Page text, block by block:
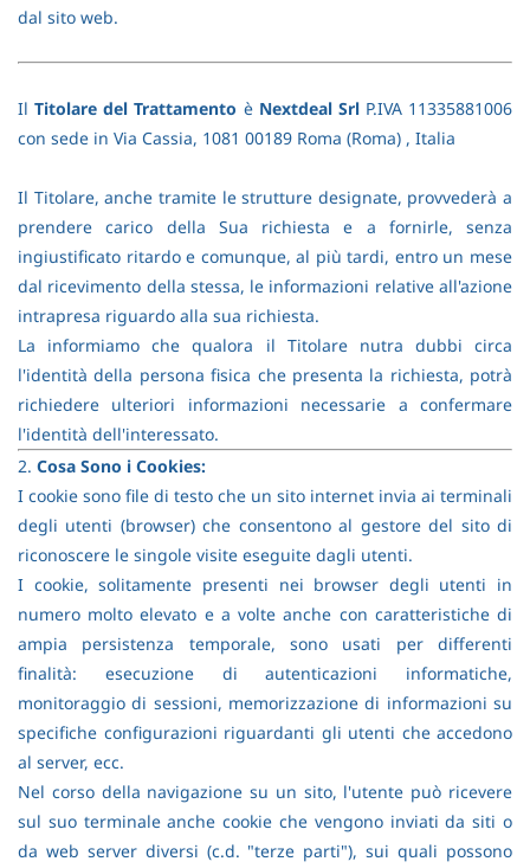
dal sito web.
IlTitolare del Trattamento è Nextdeal SrlP.IVA 11335881006
con sede in Via Cassia, 1081 00189 Roma (Roma) , Italia
Il Titolare, anche tramite le strutture designate, provvederà a
prendere carico della Sua richiesta e a fornirle, senza
ingiustificato ritardo e comunque, al più tardi, entro un mese
dal ricevimento della stessa, le informazioni relative all'azione
intrapresa riguardo alla sua richiesta.
La informiamo che qualora il Titolare nutra dubbi circa
l'identità della persona fisica che presenta la richiesta, potrà
richiedere ulteriori informazioni necessarie a confermare
l'identità dell'interessato.
2. Cosa Sono i Cookies:
I cookie sono file di testo che un sito internet invia ai terminali
degli utenti (browser) che consentono al gestore del sito di
riconoscere le singole visite eseguite dagli utenti.
I cookie, solitamente presenti nei browser degli utenti in
numero molto elevato e a volte anche con caratteristiche di
ampia persistenza temporale, sono usati per differenti
finalità: esecuzione di autenticazioni informatiche,
monitoraggio di sessioni, memorizzazione di informazioni su
specifiche configurazioni riguardanti gli utenti che accedono
al server, ecc.
Nel corso della navigazione su un sito, l'utente può ricevere
sul suo terminale anche cookie che vengono inviati da siti o
da web server diversi (c.d. "terze parti"), sui quali possono